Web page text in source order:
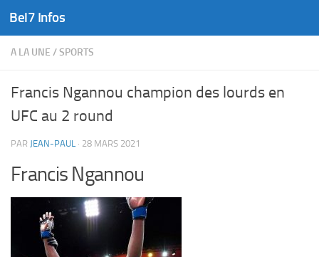
Skip to content
Bel7 Infos
A LA UNE /SPORTS
Francis Ngannou champion des lourds en
UFC au 2 round
PAR JEAN-PAUL · 28 MARS 2021
Francis Ngannou